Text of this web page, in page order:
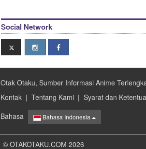
Social Network
Otak Otaku, Sumber Informasi Anime
Kontak | Tentang Kami | Syarat dan
Bahasa
Bahasa Indonesia
© OTAKOTAKU.COM 2026